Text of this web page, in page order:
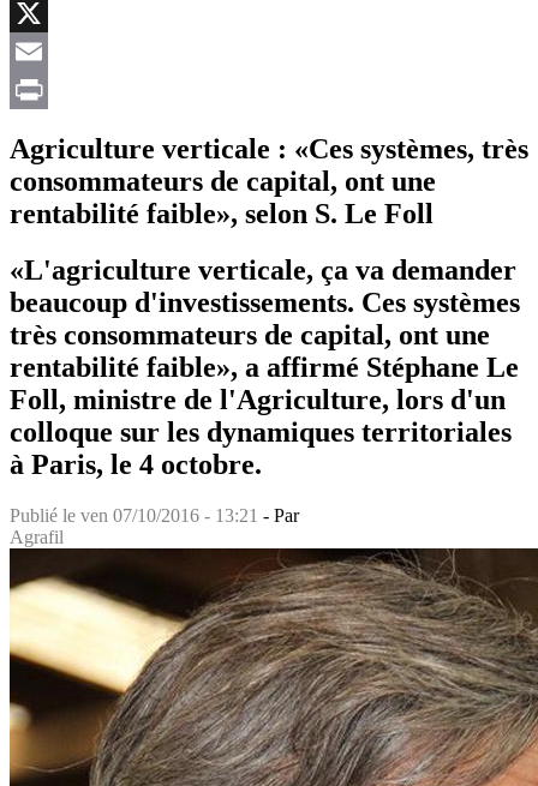
Facebook
X
Email
Agriculture verticale : «Ces systèmes, très
consommateurs de capital, ont une
rentabilité faible», selon S. Le Foll
«L'agriculture verticale, ça va demander
beaucoup d'investissements. Ces systèmes
très consommateurs de capital, ont une
rentabilité faible», a affirmé Stéphane Le
Foll, ministre de l'Agriculture, lors d'un
colloque sur les dynamiques territoriales
à Paris, le 4 octobre.
Publié le ven 07/10/2016 - 13:21 - Par
Agrafil